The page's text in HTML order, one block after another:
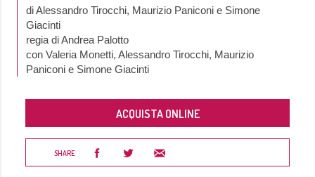
di Alessandro Tirocchi, Maurizio Paniconi e Simone
Giacinti
regia di Andrea Palotto
con Valeria Monetti, Alessandro Tirocchi, Maurizio
Paniconi e Simone Giacinti
ACQUISTA ONLINE
SHARE